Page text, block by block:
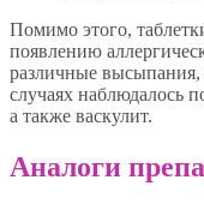
Помимо этого,
появлению
различные высыпания,
случаях наблюдалось
а также васкулит.
Аналоги